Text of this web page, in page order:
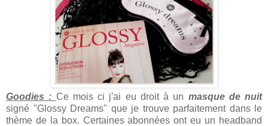
Goodies : Ce mois ci j'ai eu droit à un masque de nuit
signé "Glossy Dreams" que je trouve parfaitement dans le
thème de la box. Certaines abonnées ont eu un headband